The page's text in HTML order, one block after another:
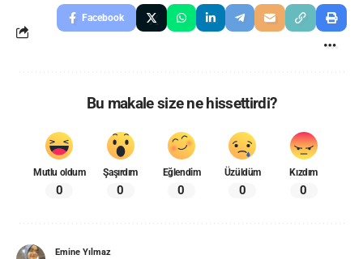
Facebook
Bu makale size ne hissettirdi?
Mutlu oldum
0
Şaşırdım
0
Eğlendim
0
Üzüldüm
0
Kızdım
0
Emine Yılmaz